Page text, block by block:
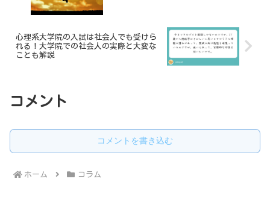
心理系大学院の入試は社会人でも受けら
れる！大学院での社会人の実際と大変な
ことも解説
コメント
コメントを書き込む
ホーム コラム